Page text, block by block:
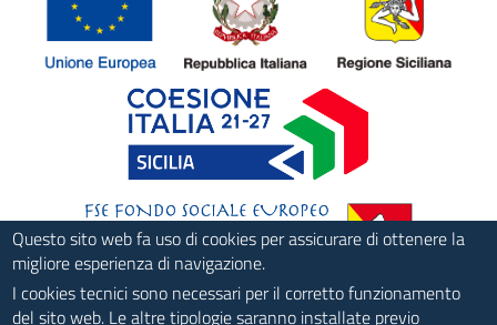
Questo sito web fa uso di cookies per assicurare di ottenere la
migliore esperienza di navigazione.
I cookies tecnici sono necessari per il corretto funzionamento
del sito web. Le altre tipologie saranno installate previo